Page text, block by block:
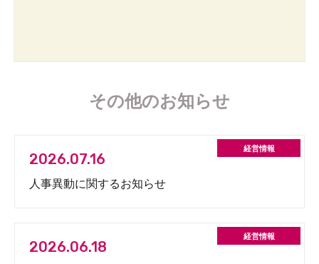
その他のお知らせ
2026.07.16
人事異動に関するお知らせ
2026.06.18